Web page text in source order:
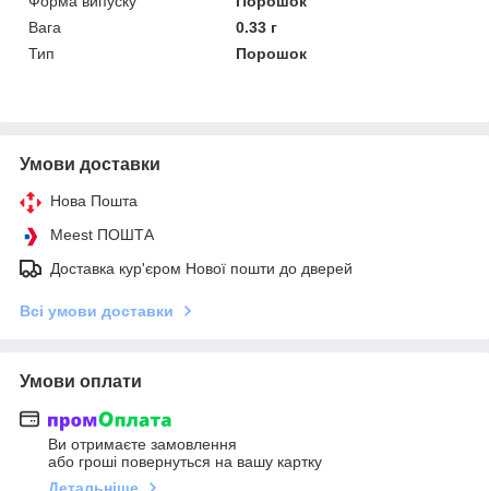
Вага
0.33 г
Тип
Порошок
Умови доставки
Нова Пошта
Meest ПОШТА
Доставка кур'єром Нової пошти до дверей
Всі умови доставки
Умови оплати
Ви отримаєте замовлення
або гроші повернуться на вашу картку